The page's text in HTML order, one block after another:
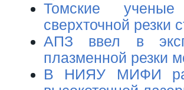
Томские
сверхточной резки
АПЗ ввел в
плазменной резки
В НИЯУ МИФИ